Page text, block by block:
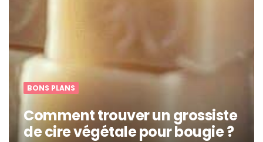
BONS PLANS
Comment trouver un grossiste
de cire végétale pour bougie ?